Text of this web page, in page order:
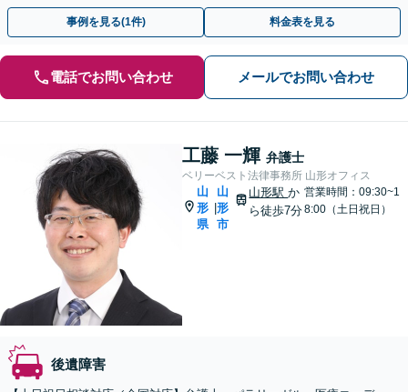
す。
事例を見る(1件) 料金表を見る
電話でお問い合わせ メールでお問い合わせ
工藤 一輝 弁護士
ベリーベスト法律事務所 山形オフィス
山
形
県
|
山
形
市
山形駅か
ら徒歩7分
営業時間：09:30~1
8:00（土日祝日）
後遺障害